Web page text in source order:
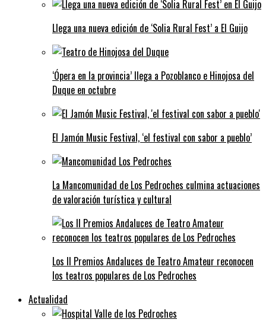
Llega una nueva edición de ‘Solia Rural Fest’ a El Guijo
‘Ópera en la provincia’ llega a Pozoblanco e Hinojosa del
Duque en octubre
El Jamón Music Festival, ‘el festival con sabor a pueblo’
La Mancomunidad de Los Pedroches culmina actuaciones
de valoración turística y cultural
Los II Premios Andaluces de Teatro Amateur reconocen
los teatros populares de Los Pedroches
Actualidad